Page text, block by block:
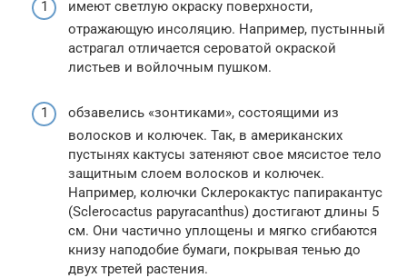
имеют светлую окраску поверхности,
отражающую инсо­ляцию. Например, пустынный
астрагал отличается сероватой окраской
листьев и войлочным пушком.
обзавелись «зонтиками», состоящими из
волосков и колючек. Так, в американских
пустынях кактусы затеняют свое мясистое тело
защитным слоем волосков и колючек.
Например, колючки Склерокактус папиракантус
(Sclerocactus papyracanthus) достигают длины 5
см. Они частично уплощены и мягко сгибаются
книзу наподобие бумаги, покрывая тенью до
двух третей растения.